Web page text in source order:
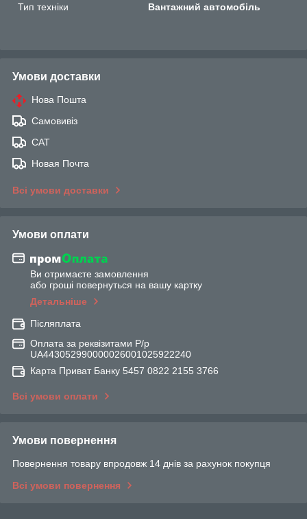
Тип техніки
Вантажний автомобіль
Умови доставки
Нова Пошта
Самовивіз
САТ
Новая Почта
Всі умови доставки
Умови оплати
Ви отримаєте замовлення
або гроші повернуться на вашу картку
Детальніше
Післяплата
Оплата за реквізитами Р/р
UA443052990000026001025922240
Карта Приват Банку 5457 0822 2155 3766
Всі умови оплати
Умови повернення
Повернення товару впродовж 14 днів за рахунок покупця
Всі умови повернення